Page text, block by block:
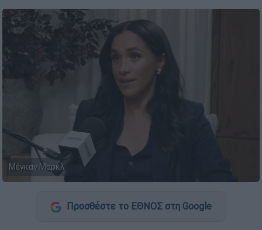
Μέγκαν Μαρκλ
Προσθέστε το ΕΘΝΟΣ στη Google